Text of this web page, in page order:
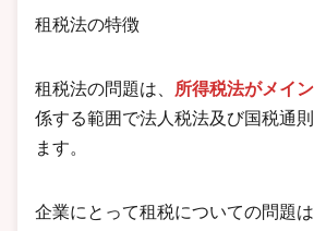
租税法の特徴
租税法の問題は、 所得税法がメイン
係する範囲で法人税法及び国税通
ます。
企業にとって租税についての問題